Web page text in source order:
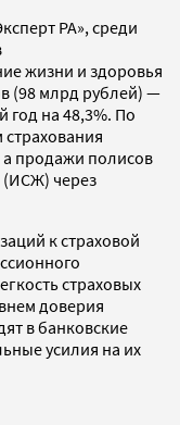
РА», среди
жизни и здоровья
(98 млрд рублей) —
год на 48,3%. По
страхования
а продажи полисов
(ИСЖ) через
к страховой
страховых
доверия
в банковские
усилия на их